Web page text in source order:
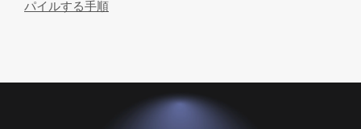
パイルする手順